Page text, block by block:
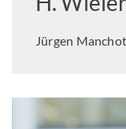
Jürgen